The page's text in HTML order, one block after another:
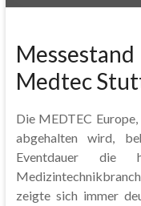
Medtec
Die MEDTEC
abgehalten wird,
Eventdauer die
zeigte sich immer